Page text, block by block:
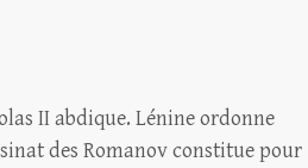
II abdique. Lénine ordonne
des Romanov constitue pour